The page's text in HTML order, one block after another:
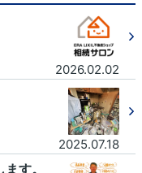
2026.02.02
2025.07.18
す。